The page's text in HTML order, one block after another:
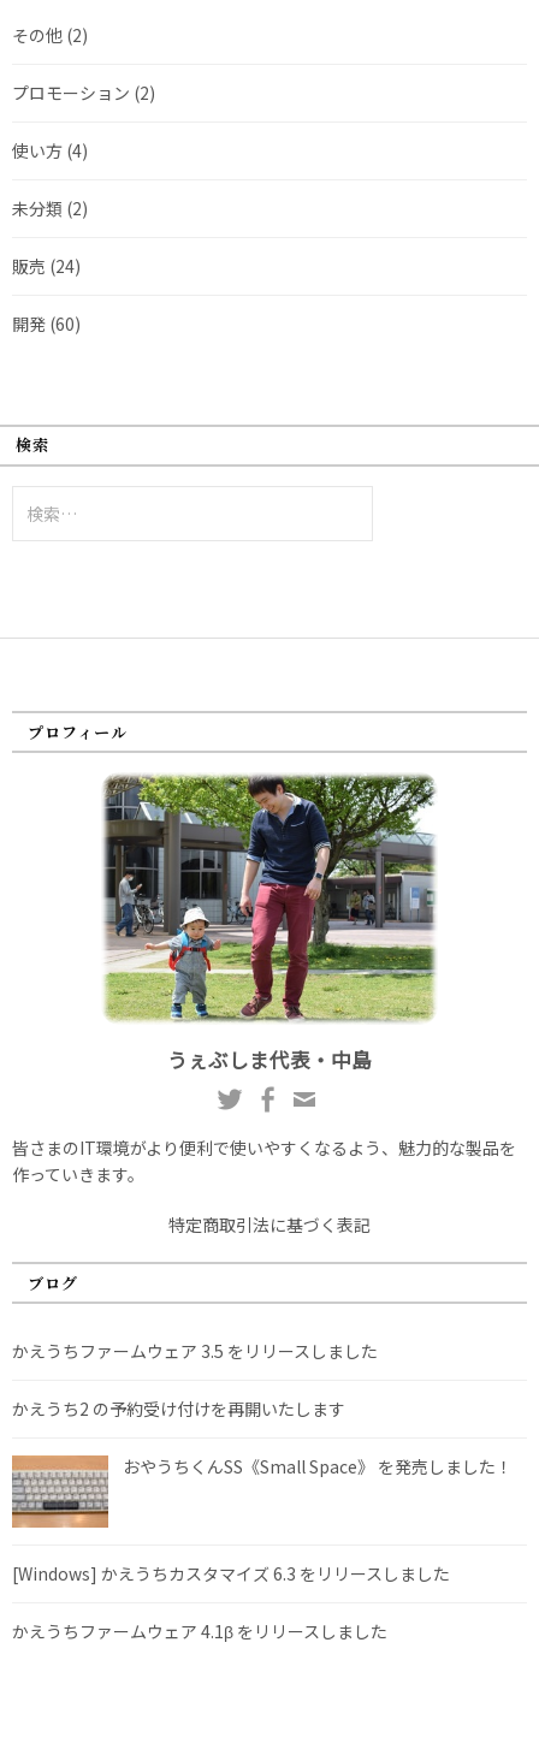
その他 (2)
プロモーション (2)
使い方 (4)
未分類 (2)
販売 (24)
開発 (60)
検索
索:
プロフィール
うぇぶしま代表・中島
皆さまのIT環境がより便利で使いやすくなるよう、魅力的な製品を
作っていきます。
特定商取引法に基づく表記
ブログ
かえうちファームウェア 3.5 をリリースしました
かえうち2 の予約受け付けを再開いたします
おやうちくんSS《Small Space》 を発売しました！
[Windows] かえうちカスタマイズ 6.3 をリリースしました
かえうちファームウェア 4.1β をリリースしました